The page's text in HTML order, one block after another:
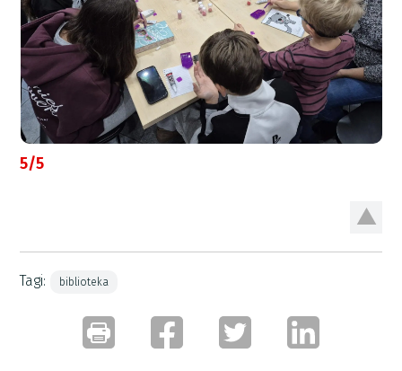
5/5
Tagi: biblioteka